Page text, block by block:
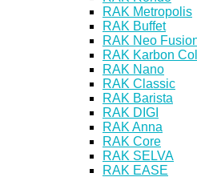
RAK Metropolis
RAK Buffet
RAK Neo
RAK Karbon
RAK Nano
RAK Classic
RAK Barista
RAK DIGI
RAK Anna
RAK Core
RAK SELVA
RAK EASE